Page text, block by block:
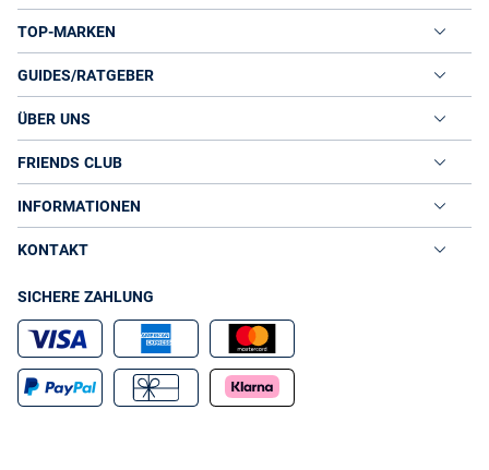
TOP-MARKEN
GUIDES/RATGEBER
ÜBER UNS
FRIENDS CLUB
INFORMATIONEN
KONTAKT
SICHERE ZAHLUNG